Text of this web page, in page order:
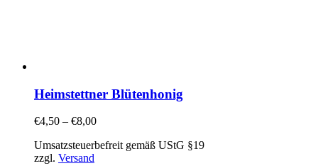
Heimstettner Blütenhonig
€4,50 – €8,00
Umsatzsteuerbefreit gemäß UStG §19
zzgl. Versand